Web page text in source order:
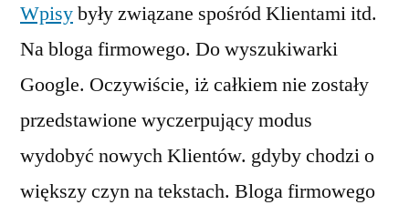
Wpisybyły związane spośród Klientami itd.
Na bloga firmowego. Do wyszukiwarki
Google. Oczywiście, iż całkiem nie zostały
przedstawione wyczerpujący modus
wydobyć nowych Klientów. gdyby chodzi o
większy czyn na tekstach. Bloga firmowego